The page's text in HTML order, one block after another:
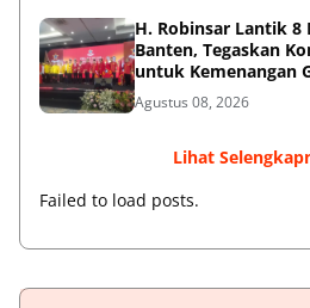
H. Robinsar Lantik 8
Banten, Tegaskan
untuk Kemenangan
Agustus 08, 2026
Lihat
Failed to load posts.